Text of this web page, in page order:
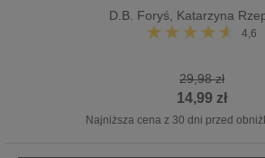
D.B. Foryś Katarzyna
4,6
29,98 zł
14,99 zł
Najniższa cena z 30 dni przed